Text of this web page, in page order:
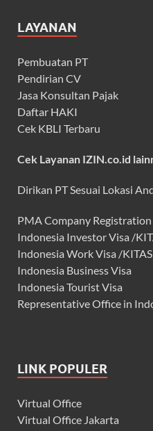
LAYANAN
Pembuatan PT
Pendirian CV
Jasa Konsultan Pajak
Daftar HAKI
Cek KBLI Terbaru
Cek Layanan IZIN.co.id
Dirikan PT Sesuai Lokasi
PMA Company
Indonesia Investor Visa /
Indonesia Work Visa /KITAS
Indonesia Business Visa
Indonesia Tourist Visa
Representative Office in
LINK POPULER
Virtual Office
Virtual Office Jakarta